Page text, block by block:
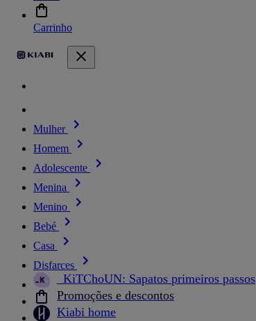
Carrinho
Mulher
Homem
Adolescente
Menina
Menino
Bebé
Casa
Disfarces
_KiTChoUN: Sapatos primeiros passos
Promoções e descontos
Kiabi home